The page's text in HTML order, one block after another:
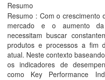
Resumo
Resumo : Com o crescimento
mercado e o aumento da
necessitam buscar
produtos e processos a fim
atual. Neste contexto
os indicadores de
como Key Performance